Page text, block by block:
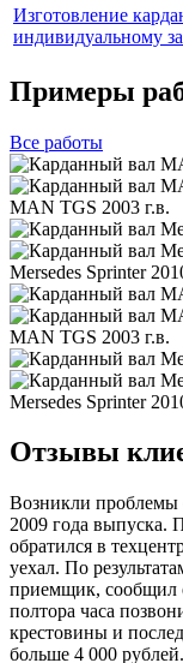
Изготовление
индивидуальному
Примеры
Все работы
MAN TGS 2003 г.в.
Mersedes Sprinter
MAN TGS 2003 г.в.
Mersedes Sprinter
Отзывы
Возникли проблемы
2009 года выпуска.
обратился в
уехал. По
приемщик, сообщил
полтора часа
крестовины и
больше 4 000